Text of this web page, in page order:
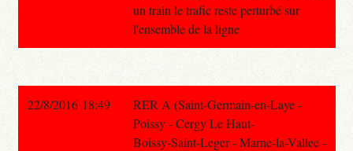
un train le trafic reste perturbé sur
l'ensemble de la ligne
22/8/2016 18:49
RER A (Saint-Germain-en-Laye -
Poissy - Cergy Le Haut-
Boissy-Saint-Leger - Marne-la-Vallee -